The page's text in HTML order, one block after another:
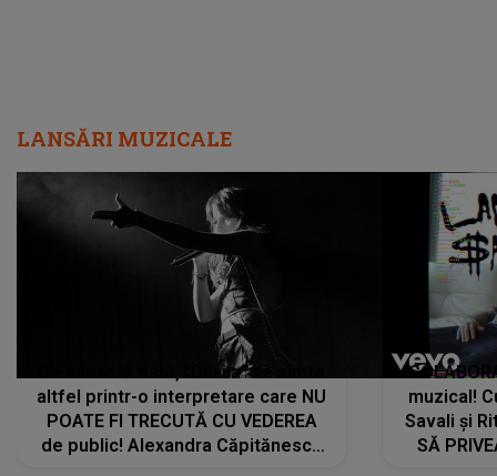
LANSĂRI MUZICALE
De această dată, "Dilaila" se simte
altfel printr-o interpretare care NU
POATE FI TRECUTĂ CU VEDEREA
de public! Alexandra Căpitănescu
muzical!
Savali și
SĂ